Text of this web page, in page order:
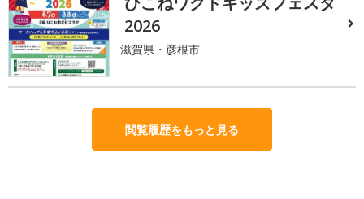
2026
滋賀県・彦根市
閲覧履歴をもっと見る